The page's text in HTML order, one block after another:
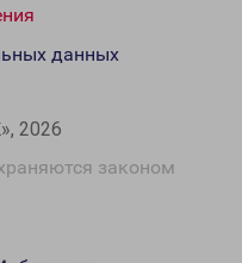
2026
законом
данных